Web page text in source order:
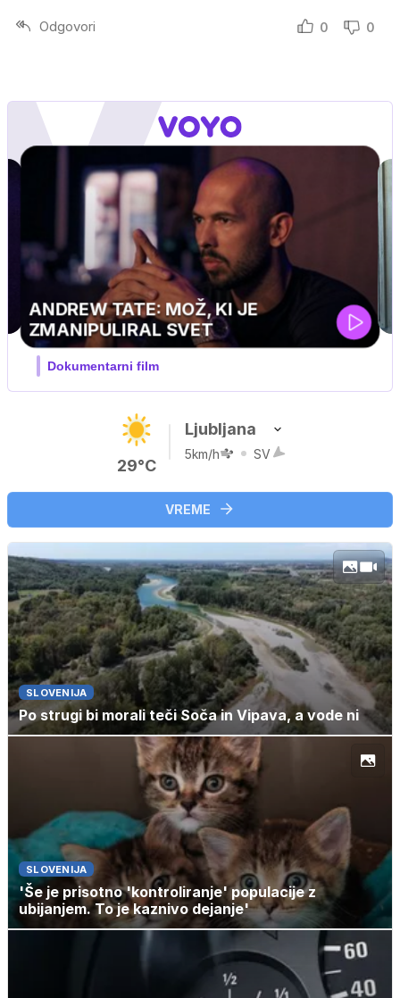
Odgovori 0 0
MOJ PRIJATELJ PINGVIN
Film meseca / družinski, pustolovski
29°C
Ljubljana
5km/h SV
VREME
SLOVENIJA
Po strugi bi morali teči Soča in Vipava, a vode ni
SLOVENIJA
'Še je prisotno 'kontroliranje' populacije z
ubijanjem. To je kaznivo dejanje'